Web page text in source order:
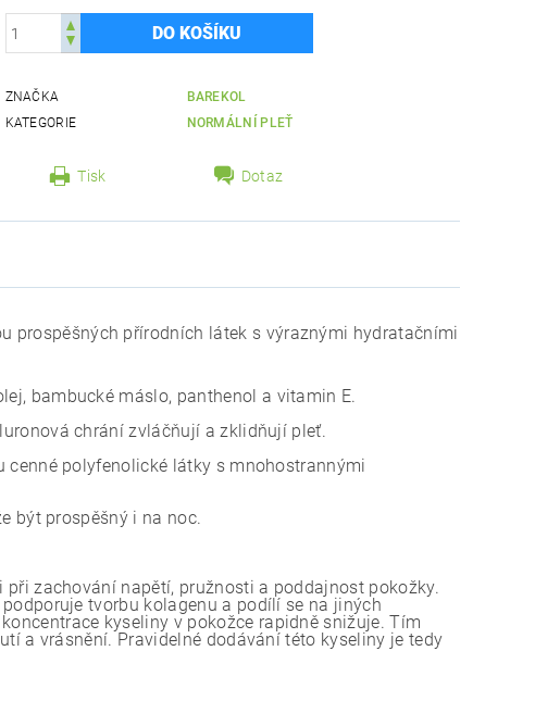
ZNAČKA
BAREKOL
KATEGORIE
NORMÁLNÍ PLEŤ
Tisk Dotaz
prospěšných přírodních látek s výraznými hydratačními
bambucké máslo, panthenol a vitamin E.
chrání zvláčňují a zklidňují pleť.
cenné polyfenolické látky s mnohostrannými
být prospěšný i na noc.
zachování napětí, pružnosti a poddajnost pokožky.
tvorbu kolagenu a podílí se na jiných
kyseliny v pokožce rapidně snižuje. Tím
a vrásnění. Pravidelné dodávání této kyseliny je tedy